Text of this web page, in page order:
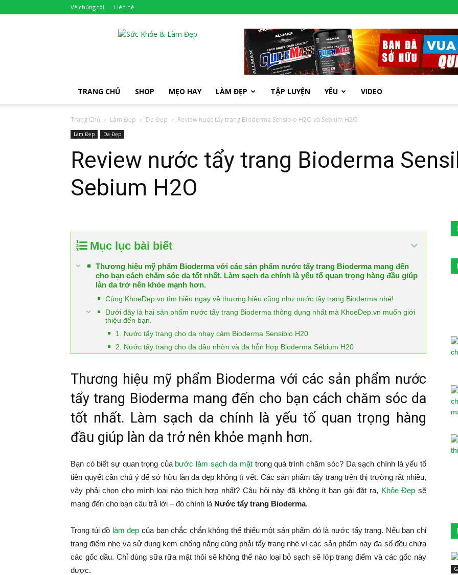
Về chúng tôi Liên hệ
TRANG CHỦ SHOP MẸO HAY LÀM ĐẸP TẬP LUYỆN YÊU VIDEO
Trang Chủ Làm Đẹp Da Đẹp Review nước tẩy trang Bioderma Sensibio H2O và Sebium H2O
Làm Đẹp Da Đẹp
Review nước tẩy trang Bioderma
Sebium H2O
Mục lục bài biết
Thương hiệu mỹ phẩm Bioderma với các sản phẩm nước tẩy trang Bioderma mang đến
cho bạn cách chăm sóc da tốt nhất. Làm sạch da chính là yếu tố quan trọng hàng đầu giúp
làn da trở nên khỏe mạnh hơn.
Cùng KhoeDep.vn tìm hiểu ngay về thương hiệu cũng như nước tẩy trang Bioderma nhé!
Dưới đây là hai sản phẩm nước tẩy trang Bioderma thông dụng nhất mà KhoeDep.vn muốn giới
thiệu đến bạn.
1. Nước tẩy trang cho da nhạy cảm Bioderma Sensibio H20
2. Nước tẩy trang cho da dầu nhờn và da hỗn hợp Bioderma Sébium H20
Thương hiệu mỹ phẩm Bioderma với các sản phẩm nước
tẩy trang Bioderma mang đến cho bạn cách chăm sóc da
tốt nhất. Làm sạch da chính là yếu tố quan trọng hàng
đầu giúp làn da trở nên khỏe mạnh hơn.
Bạn có biết sự quan trọng của bước làm sạch da mặt trong quá trình chăm sóc? Da sạch chính là yếu tố
tiên quyết cần chú ý để sở hữu làn da đẹp không tì vết. Các sản phẩm tẩy trang trên thị trường rất nhiều,
vậy phải chọn cho mình loại nào thích hợp nhất? Câu hỏi này đã không ít bạn gái đặt ra, Khỏe Đẹp sẽ
mang đến cho bạn câu trả lời – đó chính là Nước tẩy trang Bioderma.
Trong túi đồ làm đẹp của bạn chắc chắn không thể thiếu một sản phẩm đó là nước tẩy trang. Nếu bạn chỉ
trang điểm nhẹ và sử dụng kem chống nắng cũng phải tẩy trang nhé vì các sản phẩm này đa số đều chứa
các gốc dầu. Chỉ dùng sữa rữa mặt thôi sẽ không thể nào loại bỏ sạch sẽ lớp trang điểm và các gốc này
được.